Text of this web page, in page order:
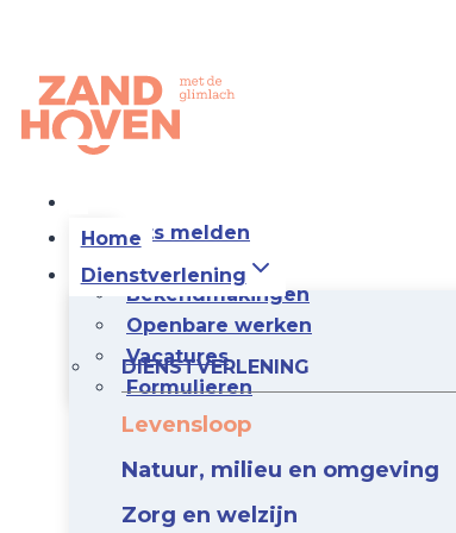
inhoud
Iets melden
Iets vragen
Bekendmakingen
Openbare werken
Vacatures
Formulieren
Home
Dienstverlening
DIENSTVERLENING
Levensloop
Natuur, milieu en omgeving
Zorg en welzijn